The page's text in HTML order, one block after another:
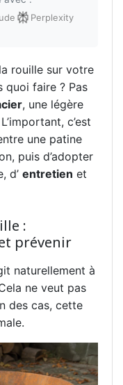
Perplexity
rouille sur votre
quoi faire ? Pas
, une légère
c’est
une patine
puis d’adopter
d’ entretien et
:
prévenir
naturellement à
ne veut pas
des cas, cette